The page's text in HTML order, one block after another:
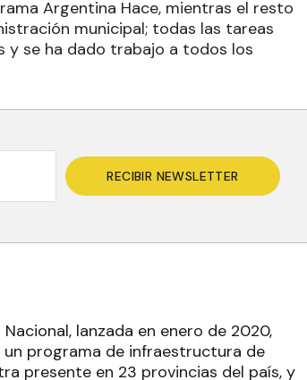
Argentina Hace, mientras el resto
municipal; todas las tareas
y se ha dado trabajo a todos los
RECIBIR NEWSLETTER
lanzada en enero de 2020,
programa de infraestructura de
presente en 23 provincias del país, y